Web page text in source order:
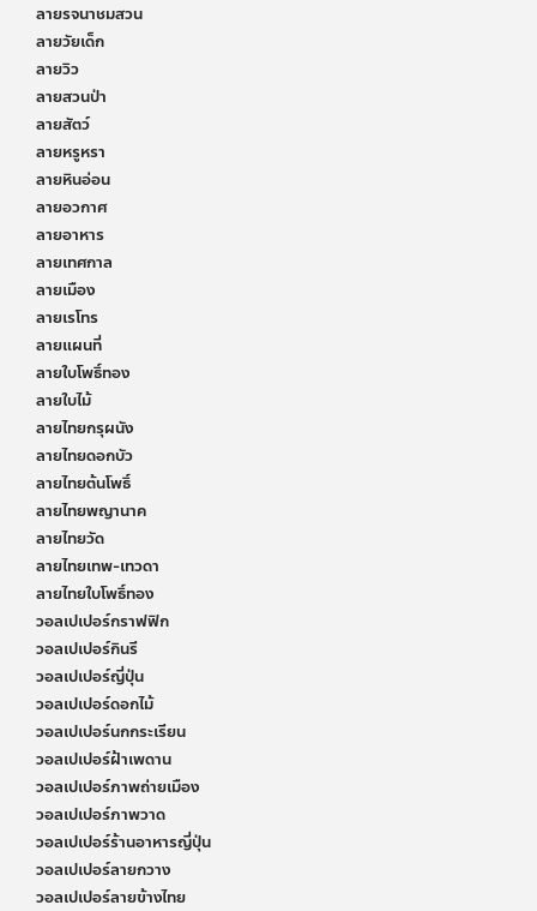
ลายรจนาชมสวน
ลายวัยเด็ก
ลายวิว
ลายสวนป่า
ลายสัตว์
ลายหรูหรา
ลายหินอ่อน
ลายอวกาศ
ลายอาหาร
ลายเทศกาล
ลายเมือง
ลายเรโทร
ลายแผนที่
ลายใบโพธิ์ทอง
ลายใบไม้
ลายไทยกรุผนัง
ลายไทยดอกบัว
ลายไทยต้นโพธิ์
ลายไทยพญานาค
ลายไทยวัด
ลายไทยเทพ-เทวดา
ลายไทยใบโพธิ์ทอง
วอลเปเปอร์กราฟฟิก
วอลเปเปอร์กินรี
วอลเปเปอร์ญี่ปุ่น
วอลเปเปอร์ดอกไม้
วอลเปเปอร์นกกระเรียน
วอลเปเปอร์ฝ้าเพดาน
วอลเปเปอร์ภาพถ่ายเมือง
วอลเปเปอร์ภาพวาด
วอลเปเปอร์ร้านอาหารญี่ปุ่น
วอลเปเปอร์ลายกวาง
วอลเปเปอร์ลายข้างไทย